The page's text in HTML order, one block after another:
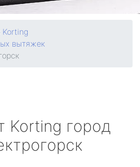
вытяжек
Korting город